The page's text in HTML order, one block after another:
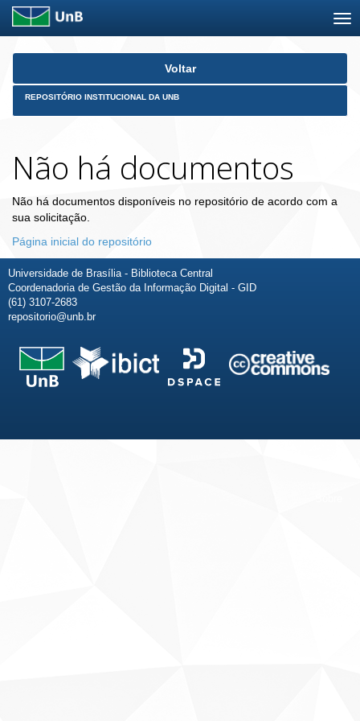
Skip
Voltar
REPOSITÓRIO INSTITUCIONAL DA UNB
Não há documentos
Não há documentos disponíveis no repositório de acordo com a
sua solicitação.
Página inicial do repositório
Universidade de Brasília - Biblioteca Central
Coordenadoria de Gestão da Informação Digital - GID
(61) 3107-2683
repositorio@unb.br